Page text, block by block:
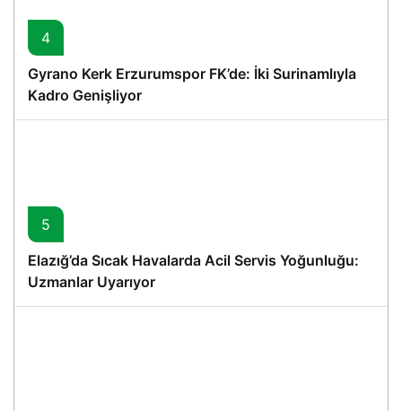
4
Gyrano Kerk Erzurumspor FK’de: İki Surinamlıyla
Kadro Genişliyor
5
Elazığ’da Sıcak Havalarda Acil Servis Yoğunluğu:
Uzmanlar Uyarıyor